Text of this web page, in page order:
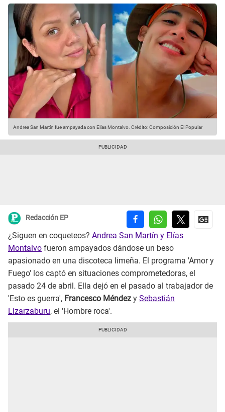
Andrea San Martín fue ampayada con Elías Montalvo. Crédito: Composición El Popular
Redacción EP
¿Siguen en coqueteos? Andrea San Martín y Elías
Montalvo fueron ampayados dándose un beso
apasionado en una discoteca limeña. El programa 'Amor y
Fuego' los captó en situaciones comprometedoras, el
pasado 24 de abril. Ella dejó en el pasado al trabajador de
'Esto es guerra', Francesco Méndez y Sebastián
Lizarzaburu, el 'Hombre roca'.